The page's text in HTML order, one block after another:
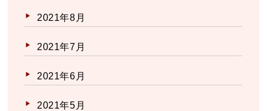
2021年8月
2021年7月
2021年6月
2021年5月